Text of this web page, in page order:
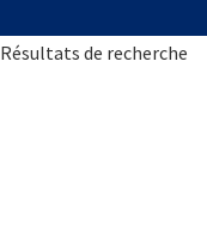
Résultats de recherche